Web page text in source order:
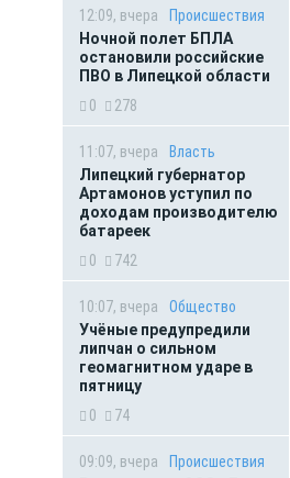
12:09, вчера
Происшествия
Ночной полет БПЛА
остановили российские
ПВО в Липецкой области
0
278
11:07, вчера
Власть
Липецкий губернатор
Артамонов уступил по
доходам производителю
батареек
0
742
10:07, вчера
Общество
Учёные предупредили
липчан о сильном
геомагнитном ударе в
пятницу
0
74
09:09, вчера
Происшествия